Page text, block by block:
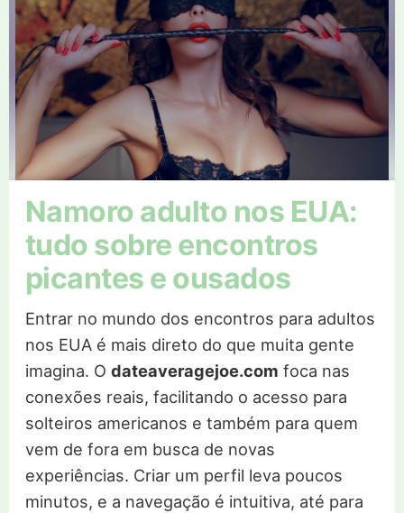
Namoro adulto nos EUA:
tudo sobre encontros
picantes e ousados
Entrar no mundo dos encontros para adultos
nos EUA é mais direto do que muita gente
imagina. O dateaveragejoe.com foca nas
conexões reais, facilitando o acesso para
solteiros americanos e também para quem
vem de fora em busca de novas
experiências. Criar um perfil leva poucos
minutos, e a navegação é intuitiva, até para